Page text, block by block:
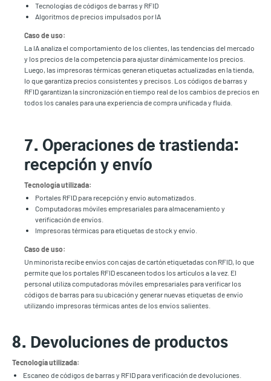
Tecnologías de códigos de barras y RFID
Algoritmos de precios impulsados por IA
Caso de uso:
La IA analiza el comportamiento de los clientes, las tendencias del mercado
y los precios de la competencia para ajustar dinámicamente los precios.
Luego, las impresoras térmicas generan etiquetas actualizadas en la tienda,
lo que garantiza precios consistentes y precisos. Los códigos de barras y
RFID garantizan la sincronización en tiempo real de los cambios de precios en
todos los canales para una experiencia de compra unificada y fluida.
7. Operaciones de trastienda:
recepción y envío
Tecnología utilizada:
Portales RFID para recepción y envío automatizados.
Computadoras móviles empresariales para almacenamiento y
verificación de envíos.
Impresoras térmicas para etiquetas de stock y envío.
Caso de uso:
Un minorista recibe envíos con cajas de cartón etiquetadas con RFID, lo que
permite que los portales RFID escaneen todos los artículos a la vez. El
personal utiliza computadoras móviles empresariales para verificar los
códigos de barras para su ubicación y generar nuevas etiquetas de envío
utilizando impresoras térmicas antes de los envíos salientes.
8. Devoluciones de productos
Tecnología utilizada:
Escaneo de códigos de barras y RFID para verificación de devoluciones.